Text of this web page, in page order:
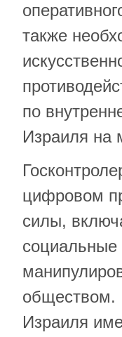
также
по
Израиля на
цифровом
силы,
социальные
обществом.
Израиля